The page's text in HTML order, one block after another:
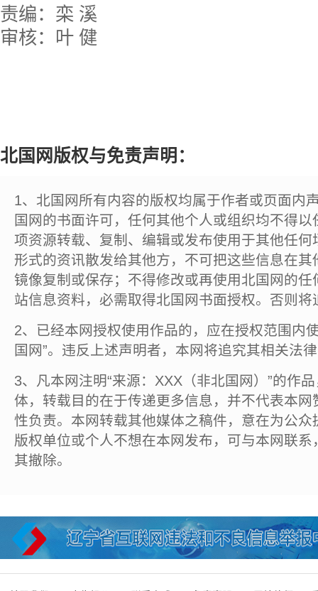
责编：栾 溪
审核：叶 健
北国网版权与免责声明：
1、北国网所有内容的版权均属于作者或页面内
国网的书面许可，任何其他个人或组织均不得
项资源转载、复制、编辑或发布使用于其他任
形式的资讯散发给其他方，不可把这些信息在
镜像复制或保存；不得修改或再使用北国网的
站信息资料，必需取得北国网书面授权。否则将
2、已经本网授权使用作品的，应在授权范围内
国网”。违反上述声明者，本网将追究其相关法
3、凡本网注明“来源：XXX（非北国网）”的作
体，转载目的在于传递更多信息，并不代表本
性负责。本网转载其他媒体之稿件，意在为公
版权单位或个人不想在本网发布，可与本网联
其撤除。